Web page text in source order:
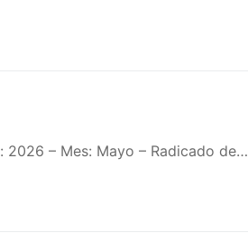
– Mes: Mayo – Radicado de…